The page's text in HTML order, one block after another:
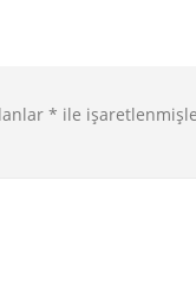
* ile